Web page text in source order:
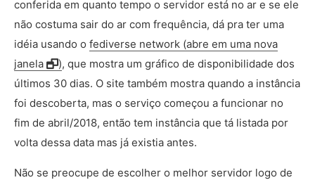
conferida em quanto tempo o servidor está no ar e se ele
não costuma sair do ar com frequência, dá pra ter uma
idéia usando o fediverse network (abre em uma nova
janela
), que mostra um gráfico de disponibilidade dos
últimos 30 dias. O site também mostra quando a instância
foi descoberta, mas o serviço começou a funcionar no
fim de abril/2018, então tem instância que tá listada por
volta dessa data mas já existia antes.
Não se preocupe de escolher o melhor servidor logo de